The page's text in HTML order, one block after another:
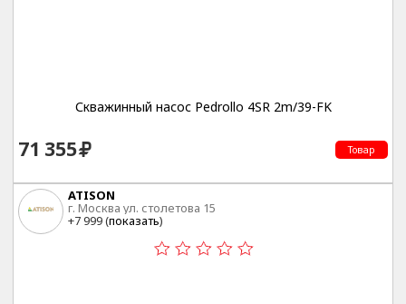
Скважинный насос Pedrollo 4SR 2m/39-FK
71 355 Товар
ATISON
г. Москва ул. столетова 15
+7 999 (показать)